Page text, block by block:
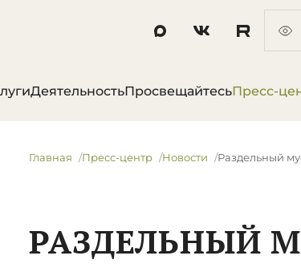
ДеятельностьПросвещайтесьПресс-
Главная Пресс-центр Новости Раздельный
РАЗДЕЛЬНЫЙ